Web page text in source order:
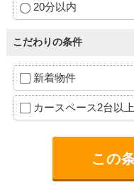
20分以内
こだわりの条件
新着物件
カースペース2台以上